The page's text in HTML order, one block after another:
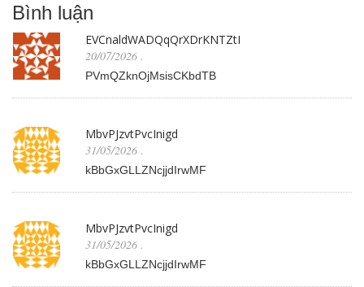
Bình luận
EVCnaldWADQqQrXDrKNTZtI
20/07/2026 .
PVmQZknOjMsisCKbdTB
MbvPJzvtPvcInigd
31/05/2026 .
kBbGxGLLZNcjjdIrwMF
MbvPJzvtPvcInigd
31/05/2026 .
kBbGxGLLZNcjjdIrwMF